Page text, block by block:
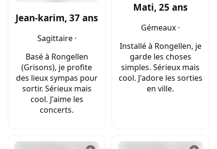
Jean-karim, 37 ans
Sagittaire ·
Basé à Rongellen
(Grisons), je profite
des lieux sympas pour
sortir. Sérieux mais
cool. J'aime les
concerts.
Mati, 25 ans
Gémeaux ·
Installé à Rongellen, je
garde les choses
simples. Sérieux mais
cool. J'adore les sorties
en ville.